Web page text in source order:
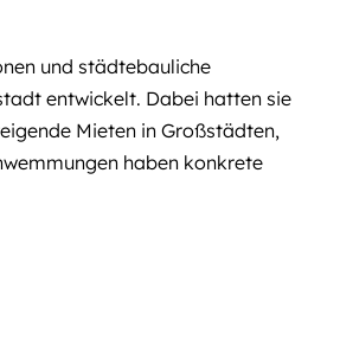
und städtebauliche
entwickelt. Dabei hatten sie
Mieten in Großstädten,
haben konkrete